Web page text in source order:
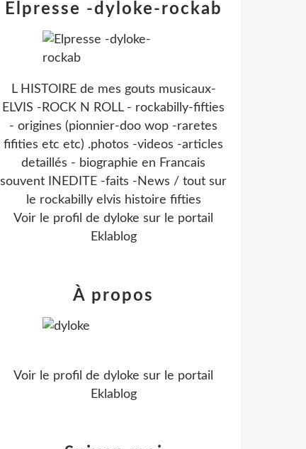
Elpresse -dyloke-rockab
L HISTOIRE de mes gouts musicaux-
ELVIS -ROCK N ROLL - rockabilly-fifties
- origines (pionnier-doo wop -raretes
fifities etc etc) .photos -videos -articles
detaillés - biographie en Francais
souvent INEDITE -faits -News / tout sur
le rockabilly elvis histoire fifties
Voir le profil de dyloke sur le portail
Eklablog
À propos
Voir le profil de dyloke sur le portail
Eklablog